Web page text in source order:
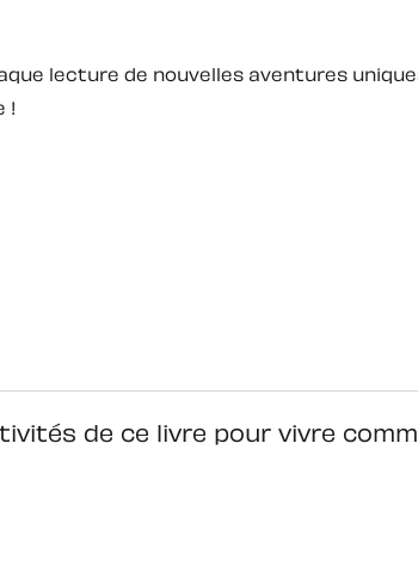
lecture de nouvelles aventures
!
de ce livre pour vivre